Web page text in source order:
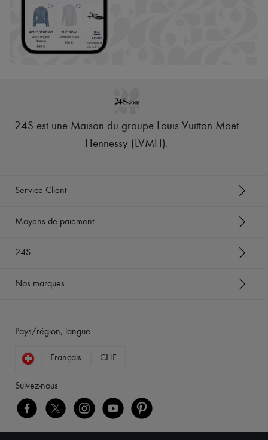
24S est une Maison du groupe Louis Vuitton Moët
Hennessy (LVMH).
Service Client
Moyens de paiement
24S
Nos marques
Pays/région, langue
Français CHF
Suivez-nous